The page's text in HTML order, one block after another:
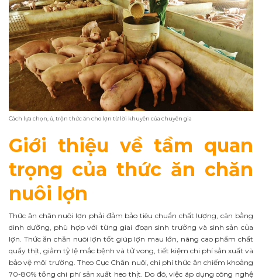
Cách lựa chọn, ủ, trộn thức ăn cho lợn từ lời khuyên của chuyên gia
Giới thiệu về tầm quan
trọng của thức ăn chăn
nuôi lợn
Thức ăn chăn nuôi lợn phải đảm bảo tiêu chuẩn chất lượng, cân bằng
dinh dưỡng, phù hợp với từng giai đoạn sinh trưởng và sinh sản của
lợn. Thức ăn chăn nuôi lợn tốt giúp lợn mau lớn, nâng cao phẩm chất
quầy thịt, giảm tỷ lệ mắc bệnh và tử vong, tiết kiệm chi phí sản xuất và
bảo vệ môi trường. Theo Cục Chăn nuôi, chi phí thức ăn chiếm khoảng
70-80% tổng chi phí sản xuất heo thịt. Do đó, việc áp dụng công nghệ